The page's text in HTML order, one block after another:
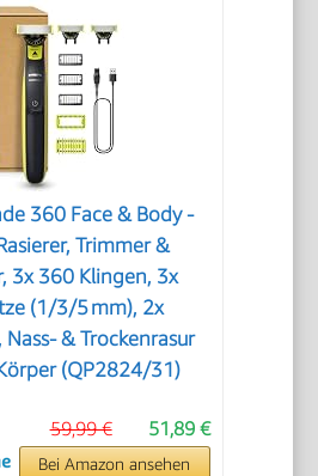
360 Face & Body -
Trimmer &
3x 360 Klingen, 3x
(1/3/5 mm), 2x
& Trockenrasur
(QP2824/31)
51,89 €
59,99 €
Bei Amazon ansehen